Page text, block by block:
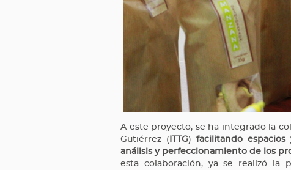
A este proyecto, se ha integrado la
Gutiérrez ( ITTG)facilitando
análisis y perfeccionamiento de los
esta colaboración, ya se realizó la